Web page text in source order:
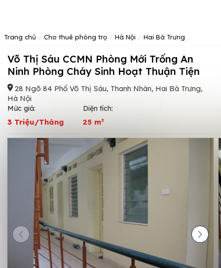
Trang chủ Cho thuê phòng trọ Hà Nội Hai Bà Trưng
Võ Thị Sáu CCMN Phòng Mới Trống An
Ninh Phòng Cháy Sinh Hoạt Thuận Tiện
28 Ngõ 84 Phố Võ Thị Sáu, Thanh Nhàn, Hai Bà Trưng,
Hà Nội
Mức giá:
3 Triệu/Tháng
Diện tích:
25 m²